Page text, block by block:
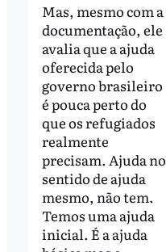
Mas, mesmo com a
documentação, ele
avalia que a ajuda
oferecida pelo
governo brasileiro
é pouca perto do
que os refugiados
realmente
precisam. Ajuda no
sentido de ajuda
mesmo, não tem.
Temos uma ajuda
inicial. É a ajuda